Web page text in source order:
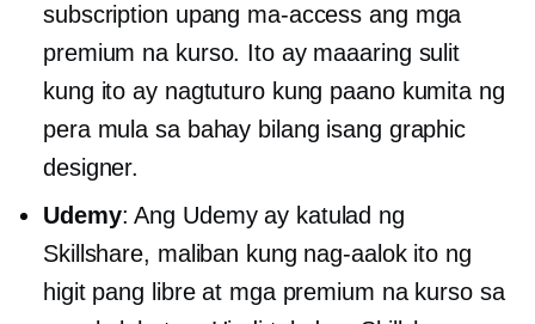
subscription upang ma-access ang mga
premium na kurso. Ito ay maaaring sulit
kung ito ay nagtuturo kung paano kumita ng
pera mula sa bahay bilang isang graphic
designer.
Udemy: Ang Udemy ay katulad ng
Skillshare, maliban kung nag-aalok ito ng
higit pang libre at mga premium na kurso sa